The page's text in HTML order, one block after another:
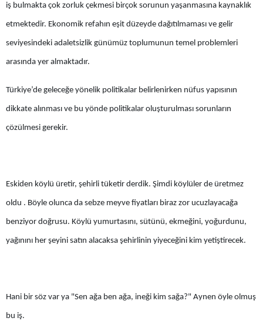
Kahramanmaraş
Muğla
Muş
Ordu
iş bulmakta çok zorluk çekmesi birçok sorunun yaşanmasına kaynaklık
etmektedir. Ekonomik refahın eşit düzeyde dağıtılmaması ve gelir
seviyesindeki adaletsizlik günümüz toplumunun temel problemleri
arasında yer almaktadır.
Türkiye’de geleceğe yönelik politikalar belirlenirken nüfus yapısının
dikkate alınması ve bu yönde politikalar oluşturulması sorunların
çözülmesi gerekir.
Eskiden köylü üretir, şehirli tüketir derdik. Şimdi köylüler de üretmez
oldu . Böyle olunca da sebze meyve fiyatları biraz zor ucuzlayacağa
benziyor doğrusu. Köylü yumurtasını, sütünü, ekmeğini, yoğurdunu,
yağınını her şeyini satın alacaksa şehirlinin yiyeceğini kim yetiştirecek.
Hani bir söz var ya "Sen ağa ben ağa, ineği kim sağa?" Aynen öyle olmuş
bu iş.